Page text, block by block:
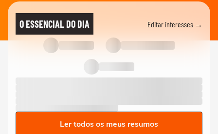
O ESSENCIAL DO DIA Editar interesses →
Ler todos os meus resumos